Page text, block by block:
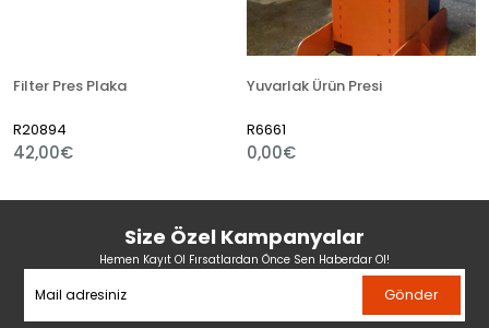
Filter Pres Plaka
R20894
42,00€
Yuvarlak Ürün Presi
R6661
0,00€
Size Özel Kampanyalar
Hemen Kayıt Ol Fırsatlardan Önce Sen Haberdar Ol!
Gönder